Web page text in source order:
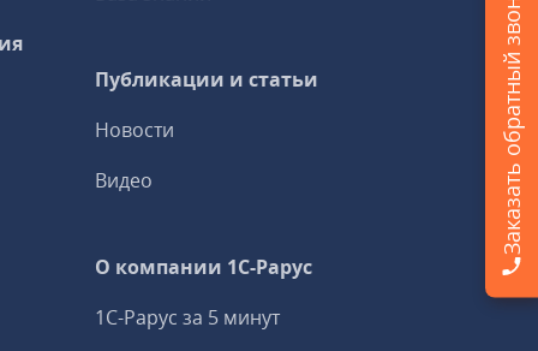
Публикации и статьи
Новости
Видео
О компании 1C-Рарус
1С-Рарус за 5 минут
Заказать обратный звонок